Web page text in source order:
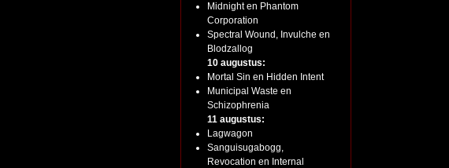
Midnight en Phantom
Corporation
Spectral Wound, Invulche en
Blodzallog
10 augustus:
Mortal Sin en Hidden Intent
Municipal Waste en
Schizophrenia
11 augustus:
Lagwagon
Sanguisugabogg,
Revocation en Internal